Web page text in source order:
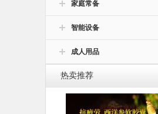
家庭常备
智能设备
成人用品
热卖推荐